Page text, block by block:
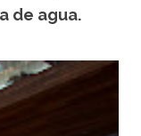
de agua.